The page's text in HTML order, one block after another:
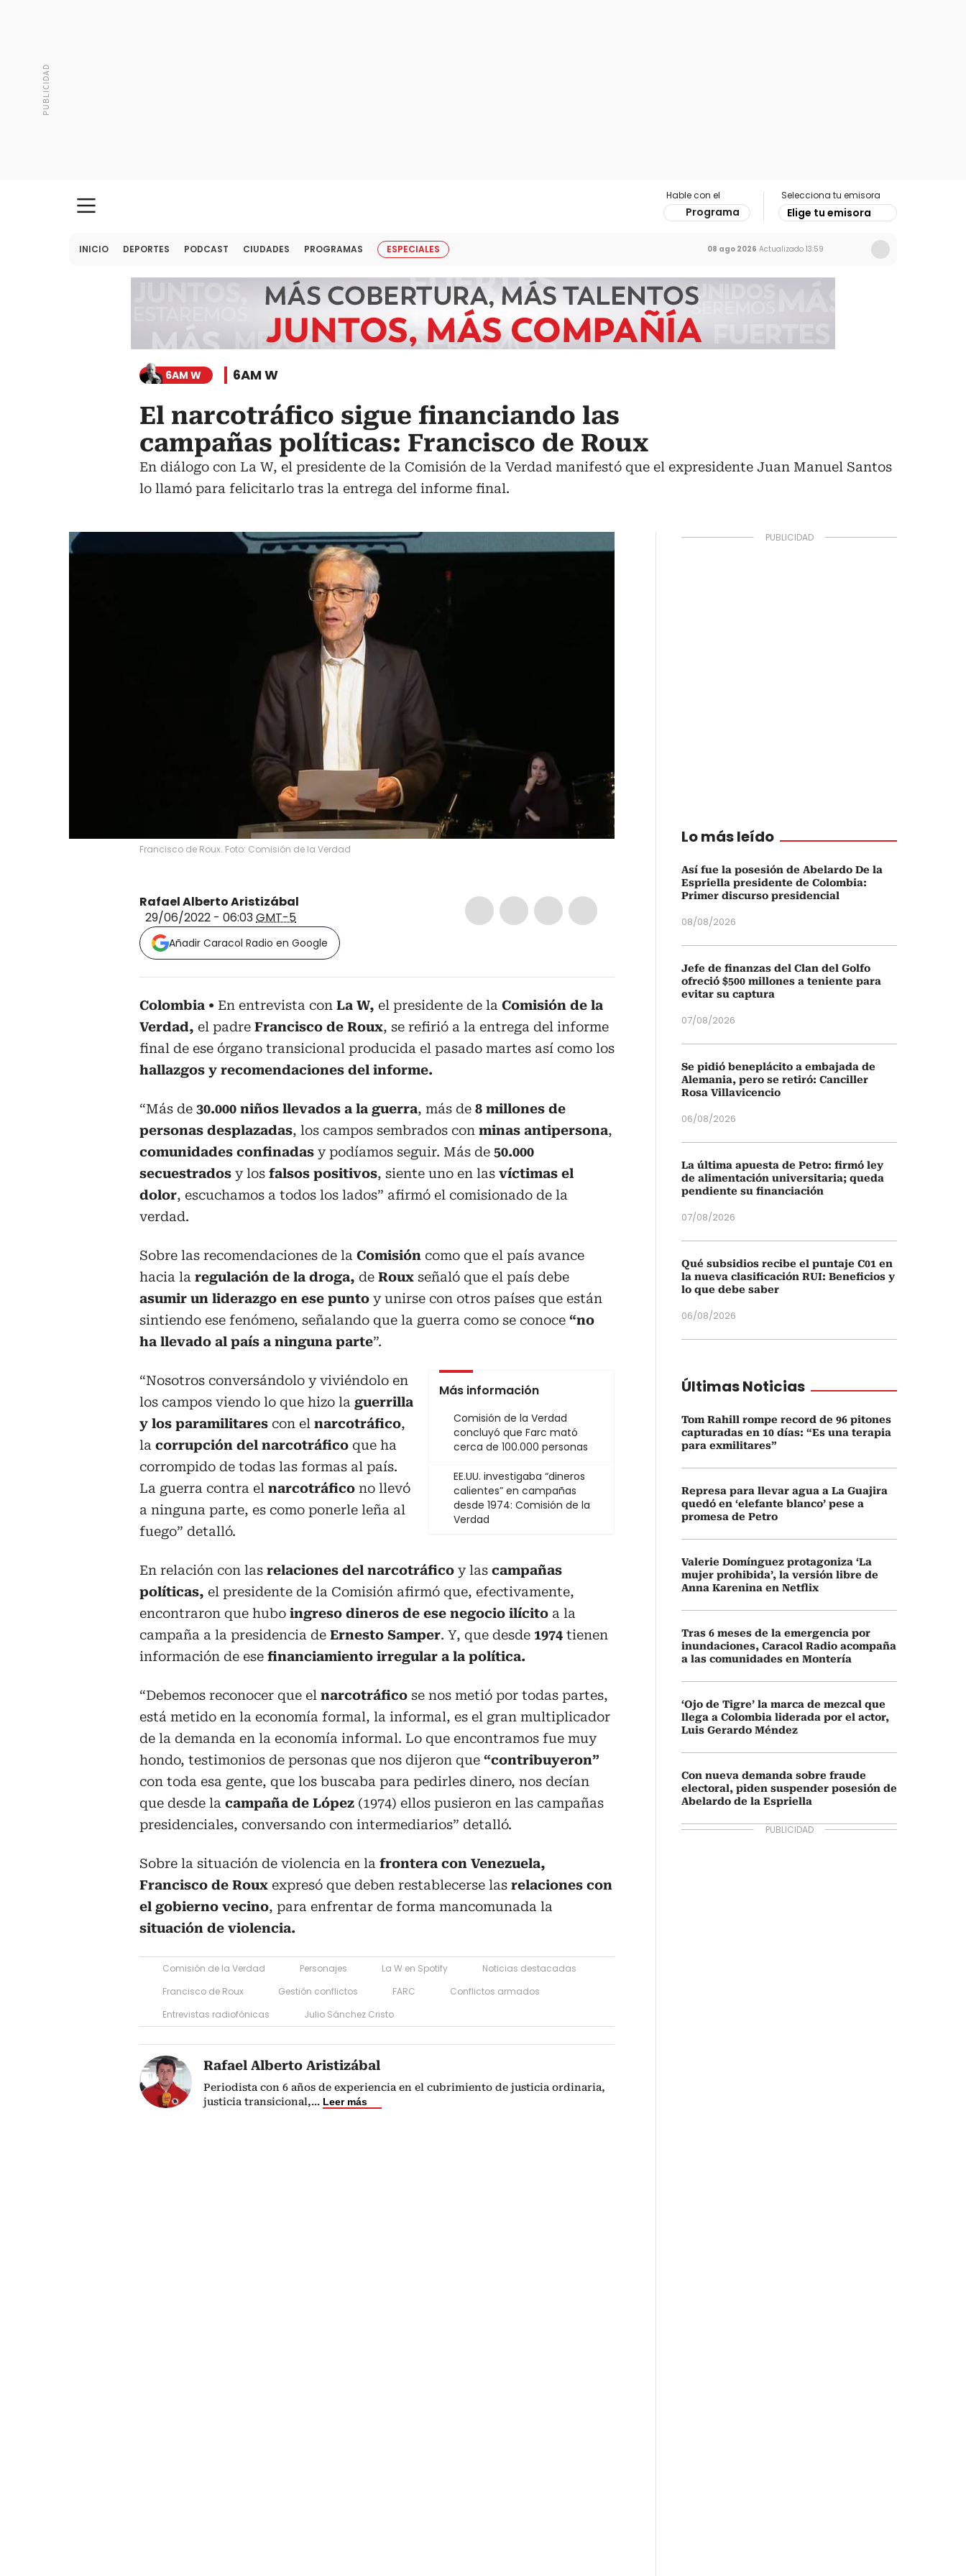
Hable con el
Programa
Selecciona tu emisora
Elige tu emisora
INICIO DEPORTES PODCAST CIUDADES PROGRAMAS ESPECIALES 08 ago 2026 Actualizado 13:59
6AM W 6AM W
El narcotráfico sigue financiando las
campañas políticas: Francisco de Roux
En diálogo con La W, el presidente de la Comisión de la Verdad manifestó que el expresidente Juan Manuel Santos
lo llamó para felicitarlo tras la entrega del informe final.
Francisco de Roux. Foto: Comisión de la Verdad
Rafael Alberto Aristizábal
29/06/2022 - 06:03GMT-5
Añadir Caracol Radio en Google
Colombia En entrevista con La W, el presidente de la Comisión de la
Verdad, el padre Francisco de Roux, se refirió a la entrega del informe
final de ese órgano transicional producida el pasado martes así como los
hallazgos y recomendaciones del informe.
“Más de 30.000 niños llevados a la guerra, más de 8 millones de
personas desplazadas, los campos sembrados con minas antipersona,
comunidades confinadas y podíamos seguir. Más de 50.000
secuestrados y los falsos positivos, siente uno en las víctimas el
dolor, escuchamos a todos los lados” afirmó el comisionado de la
verdad.
Sobre las recomendaciones de la Comisión como que el país avance
hacia la regulación de la droga, de Roux señaló que el país debe
asumir un liderazgo en ese punto y unirse con otros países que están
sintiendo ese fenómeno, señalando que la guerra como se conoce “no
ha llevado al país a ninguna parte”.
Más información
Comisión de la Verdad
concluyó que Farc mató
cerca de 100.000 personas
EE.UU. investigaba “dineros
calientes” en campañas
desde 1974: Comisión de la
Verdad
“Nosotros conversándolo y viviéndolo en
los campos viendo lo que hizo la guerrilla
y los paramilitares con el narcotráfico,
la corrupción del narcotráfico que ha
corrompido de todas las formas al país.
La guerra contra el narcotráfico no llevó
a ninguna parte, es como ponerle leña al
fuego” detalló.
En relación con las relaciones del narcotráfico y las campañas
políticas, el presidente de la Comisión afirmó que, efectivamente,
encontraron que hubo ingreso dineros de ese negocio ilícito a la
campaña a la presidencia de Ernesto Samper. Y, que desde 1974 tienen
información de ese financiamiento irregular a la política.
“Debemos reconocer que el narcotráfico se nos metió por todas partes,
está metido en la economía formal, la informal, es el gran multiplicador
de la demanda en la economía informal. Lo que encontramos fue muy
hondo, testimonios de personas que nos dijeron que “contribuyeron”
con toda esa gente, que los buscaba para pedirles dinero, nos decían
que desde la campaña de López (1974) ellos pusieron en las campañas
presidenciales, conversando con intermediarios” detalló.
Sobre la situación de violencia en la frontera con Venezuela,
Francisco de Roux expresó que deben restablecerse las relaciones con
el gobierno vecino, para enfrentar de forma mancomunada la
situación de violencia.
Comisión de la Verdad Personajes La W en Spotify
Noticias destacadas
Francisco de Roux
Gestión conflictos FARC
Conflictos armados
Entrevistas radiofónicas
Julio Sánchez Cristo
Rafael Alberto Aristizábal
Periodista con 6 años de experiencia en el cubrimiento de justicia ordinaria,
justicia transicional,... Leer más
Lo más leído
Así fue la posesión de Abelardo De la
Espriella presidente de Colombia:
Primer discurso presidencial
08/08/2026
Jefe de finanzas del Clan del Golfo
ofreció $500 millones a teniente para
evitar su captura
07/08/2026
Se pidió beneplácito a embajada de
Alemania, pero se retiró: Canciller
Rosa Villavicencio
06/08/2026
La última apuesta de Petro: firmó ley
de alimentación universitaria; queda
pendiente su financiación
07/08/2026
Qué subsidios recibe el puntaje C01 en
la nueva clasificación RUI: Beneficios y
lo que debe saber
06/08/2026
Últimas Noticias
Tom Rahill rompe record de 96 pitones
capturadas en 10 días: “Es una terapia
para exmilitares”
Represa para llevar agua a La Guajira
quedó en ‘elefante blanco’ pese a
promesa de Petro
Valerie Domínguez protagoniza ‘La
mujer prohibida’, la versión libre de
Anna Karenina en Netflix
Tras 6 meses de la emergencia por
inundaciones, Caracol Radio acompaña
a las comunidades en Montería
‘Ojo de Tigre’ la marca de mezcal que
llega a Colombia liderada por el actor,
Luis Gerardo Méndez
Con nueva demanda sobre fraude
electoral, piden suspender posesión de
Abelardo de la Espriella